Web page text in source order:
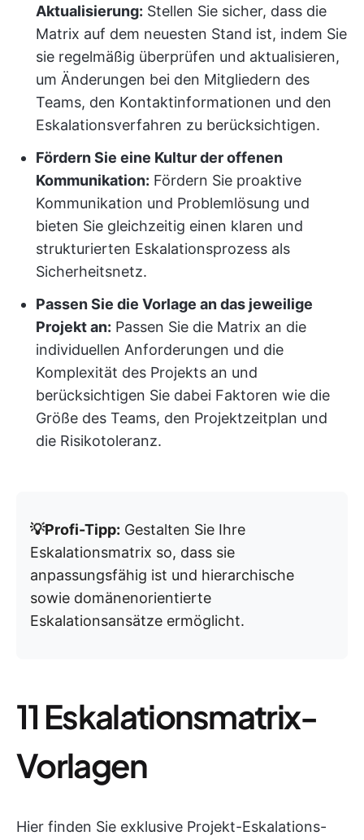
Aktualisierung: Stellen Sie sicher, dass die
Matrix auf dem neuesten Stand ist, indem Sie
sie regelmäßig überprüfen und aktualisieren,
um Änderungen bei den Mitgliedern des
Teams, den Kontaktinformationen und den
Eskalationsverfahren zu berücksichtigen.
Fördern Sie eine Kultur der offenen
Kommunikation: Fördern Sie proaktive
Kommunikation und Problemlösung und
bieten Sie gleichzeitig einen klaren und
strukturierten Eskalationsprozess als
Sicherheitsnetz.
Passen Sie die Vorlage an das jeweilige
Projekt an: Passen Sie die Matrix an die
individuellen Anforderungen und die
Komplexität des Projekts an und
berücksichtigen Sie dabei Faktoren wie die
Größe des Teams, den Projektzeitplan und
die Risikotoleranz.
💡Profi-Tipp: Gestalten Sie Ihre
Eskalationsmatrix so, dass sie
anpassungsfähig ist und hierarchische
sowie domänenorientierte
Eskalationsansätze ermöglicht.
11 Eskalationsmatrix-
Vorlagen
Hier finden Sie exklusive Projekt-Eskalations-